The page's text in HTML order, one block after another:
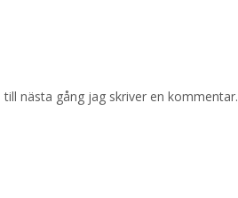
nästa gång jag skriver en kommentar.